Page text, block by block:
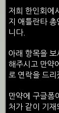
저희 한인회에
지 애틀란타
니다.
아래 항목을
해주시고 만약
로 연락을 드리
만약에 구글폼
처가 같이 기재